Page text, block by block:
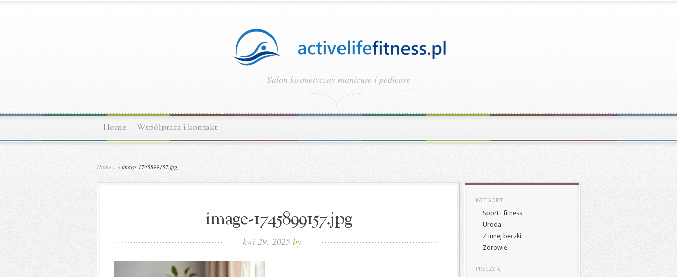
Salon kosmetyczny manicure i pedicure
Home Współpraca i kontakt
Home » »image-1745899157.jpg
image-1745899157.jpg
kwi 29, 2025 by
KATEGORIE
Sport i fitness
Uroda
Z innej beczki
Zdrowie
PRECZYTAJ